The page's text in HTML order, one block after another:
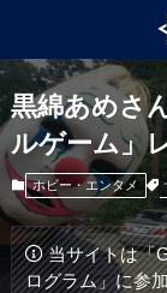
黒綿あめさ
ルゲーム」
ホビー・エンタメ
当サイトは「
ログラム」に参